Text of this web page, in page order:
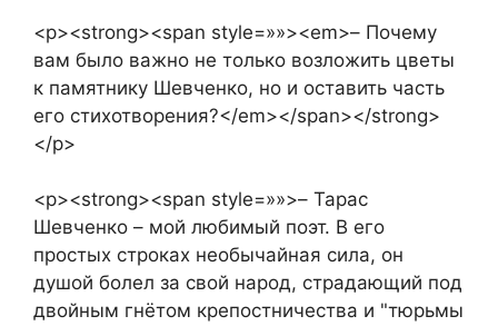
<p><strong><span style=»»><em>– Почему
вам было важно не только возложить цветы
к памятнику Шевченко, но и оставить часть
его стихотворения?</em></span></strong>
</p>
<p><strong><span style=»»>– Тарас
Шевченко – мой любимый поэт. В его
простых строках необычайная сила, он
душой болел за свой народ, страдающий под
двойным гнётом крепостничества и "тюрьмы